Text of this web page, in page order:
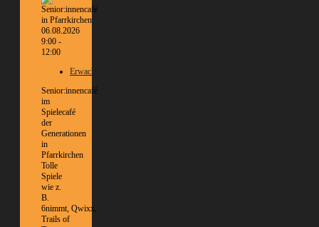
06.08.2026
9:00 -
12:00
Erwachsene
Senior:innencafé
im
Spielecafé
der
Generationen
in
Pfarrkirchen
Tolle
Spiele
wie z.
B.
6nimmt, Qwixx,
Trails of